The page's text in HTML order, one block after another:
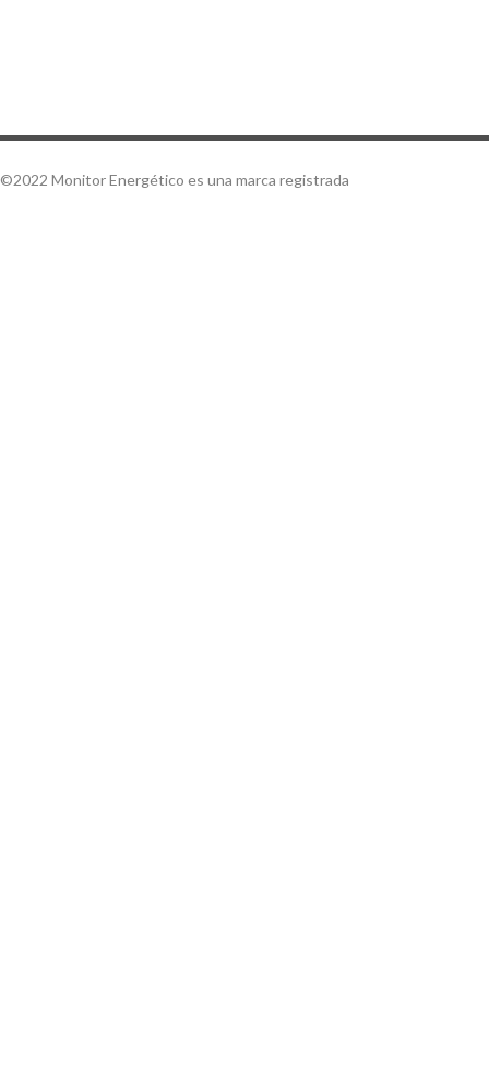
©2022 Monitor Energético es una marca registrada